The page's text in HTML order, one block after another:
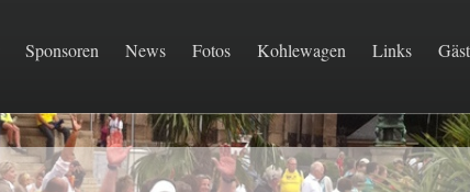
Sponsoren News Fotos Kohlewagen Links